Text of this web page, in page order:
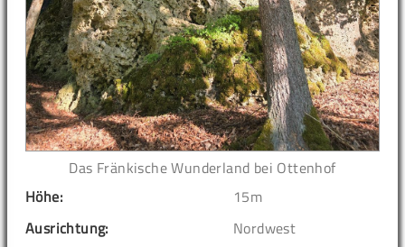
Das Fränkische Wunderland bei Ottenhof
Höhe:
15m
Ausrichtung:
Nordwest